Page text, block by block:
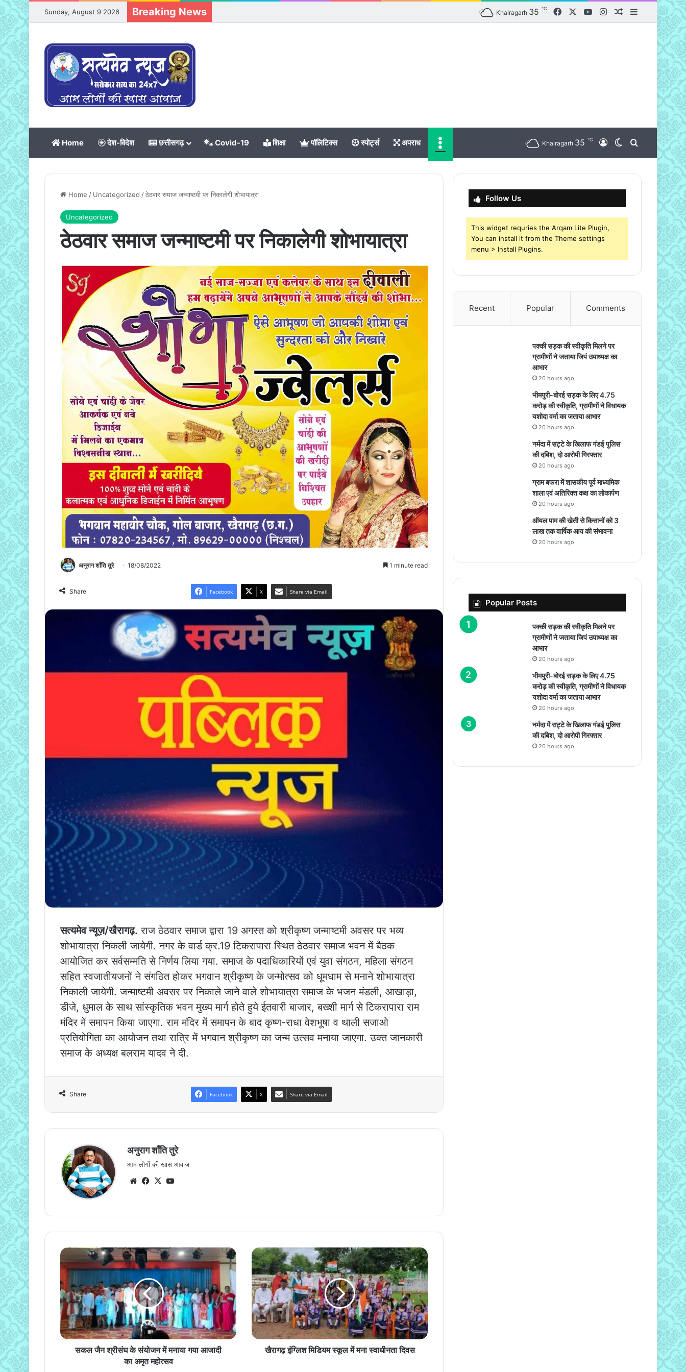
Sunday, August 9 2026 Breaking News Khairagarh 35 ℃ FacebookYouTubeInstagramRandom Article
Sidebar
Home देश-विदेश छत्तीसगढ़ Covid-19 शिक्षा पॉलिटिक्स स्पोर्ट्स अपराध Khairagarh 35 ℃ Log InSwitch skin
Search for
Home / Uncategorized /ठेठवार समाज जन्माष्टमी पर निकालेगी शोभायात्रा
Uncategorized
ठेठवार समाज जन्माष्टमी पर निकालेगी शोभायात्रा
अनुराग शाँति तुरे 18/08/2022 1 minute read
Share Facebook X Share via Email
सत्यमेव न्यूज़/खैरागढ़. राज ठेठवार समाज द्वारा 19 अगस्त को श्रीकृष्ण जन्माष्टमी अवसर पर भव्य
शोभायात्रा निकली जायेगी. नगर के वार्ड क्र.19 टिकरापारा स्थित ठेठवार समाज भवन में बैठक
आयोजित कर सर्वसम्मति से निर्णय लिया गया. समाज के पदाधिकारियों एवं युवा संगठन, महिला संगठन
सहित स्वजातीयजनों ने संगठित होकर भगवान श्रीकृष्ण के जन्मोत्सव को धूमधाम से मनाने शोभायात्रा
निकाली जायेगी. जन्माष्टमी अवसर पर निकाले जाने वाले शोभायात्रा समाज के भजन मंडली, आखाड़ा,
डीजे, धुमाल के साथ सांस्कृतिक भवन मुख्य मार्ग होते हुये ईतवारी बाजार, बख्शी मार्ग से टिकरापारा राम
मंदिर में समापन किया जाएगा. राम मंदिर में समापन के बाद कृष्ण-राधा वेशभूषा व थाली सजाओ
प्रतियोगिता का आयोजन तथा रात्रि में भगवान श्रीकृष्ण का जन्म उत्सव मनाया जाएगा. उक्त जानकारी
समाज के अध्यक्ष बलराम यादव ने दी.
Share Facebook X Share via Email
अनुराग शाँति तुरे
आम लोगों की खास आवाज
WebsiteFacebook
X
सकल
जैन
श्रीसंघ
के
संयोजन
में
मनाया
गया
आजादी
सकल जैन श्रीसंघ के संयोजन में मनाया गया आजादी
का अमृत महोत्सव
खैरागढ़
इंग्लिश
मिडियम
स्कूल
में
मना
स्वाधीनता
दिवस
खैरागढ़ इंग्लिश मिडियम स्कूल में मना स्वाधीनता दिवस
Follow Us
This widget requries the Arqam Lite Plugin,
You can install it from the Theme settings
menu > Install Plugins.
Recent Popular Comments
पक्की सड़क की स्वीकृति मिलने पर
ग्रामीणों ने जताया जिपं उपाध्यक्ष का
आभार
20 hours ago
भीमपुरी-बोरई सड़क के लिए 4.75
करोड़ की स्वीकृति, ग्रामीणों ने विधायक
यशोदा वर्मा का जताया आभार
20 hours ago
नर्मदा में सट्टे के खिलाफ गंडई पुलिस
की दबिश, दो आरोपी गिरफ्तार
20 hours ago
ग्राम बफरा में शासकीय पूर्व माध्यमिक
शाला एवं अतिरिक्त कक्ष का लोकार्पण
20 hours ago
ऑयल पाम की खेती से किसानों को 3
लाख तक वार्षिक आय की संभावना
20 hours ago
Popular Posts
पक्की सड़क की स्वीकृति मिलने पर
ग्रामीणों ने जताया जिपं उपाध्यक्ष का
आभार
20 hours ago
भीमपुरी-बोरई सड़क के लिए 4.75
करोड़ की स्वीकृति, ग्रामीणों ने विधायक
यशोदा वर्मा का जताया आभार
20 hours ago
नर्मदा में सट्टे के खिलाफ गंडई पुलिस
की दबिश, दो आरोपी गिरफ्तार
20 hours ago